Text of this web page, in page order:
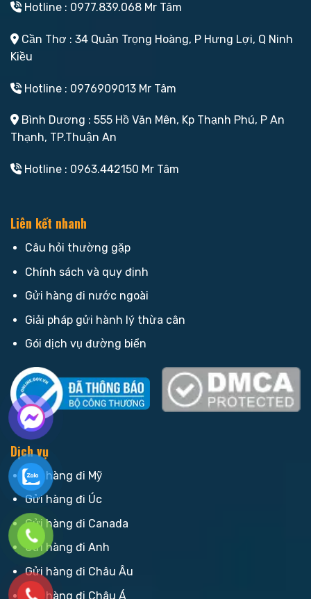
Hotline : 0977.839.068 Mr Tâm
Cần Thơ : 34 Quản Trọng Hoàng, P Hưng Lợi, Q Ninh
Kiều
Hotline : 0976909013 Mr Tâm
Bình Dương : 555 Hồ Văn Mên, Kp Thạnh Phú, P An
Thạnh, TP.Thuận An
Hotline : 0963.442150 Mr Tâm
Liên kết nhanh
Câu hỏi thường gặp
Chính sách và quy định
Gửi hàng đi nước ngoài
Giải pháp gửi hành lý thừa cân
Gói dịch vụ đường biển
Dịch vụ
Gửi hàng đi Mỹ
Gửi hàng đi Úc
Gửi hàng đi Canada
Gửi hàng đi Anh
Gửi hàng đi Châu Âu
Gửi hàng đi Châu Á